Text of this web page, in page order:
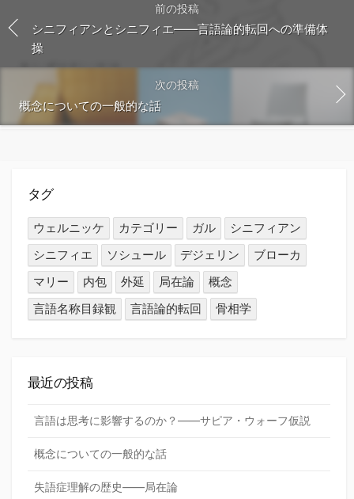
前の投稿
シニフィアンとシニフィエ――言語論的転回への準備体
操
次の投稿
概念についての一般的な話
タグ
ウェルニッケ カテゴリー ガル
シニフィアン
シニフィエ
ソシュール デジェリン
ブローカ
マリー
内包 外延 局在論
概念
言語名称目録観
言語論的転回 骨相学
最近の投稿
言語は思考に影響するのか？――サピア・ウォーフ仮説
概念についての一般的な話
失語症理解の歴史――局在論